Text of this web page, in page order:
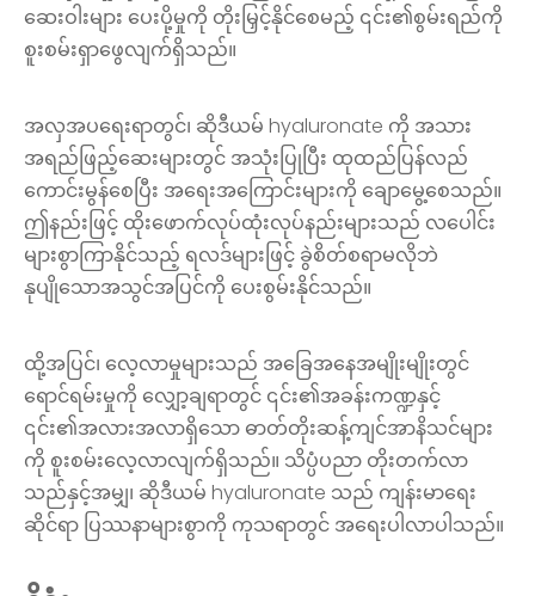
ဆေးဝါးများ ပေးပို့မှုကို တိုးမြှင့်နိုင်စေမည့် ၎င်း၏စွမ်းရည်ကို
စူးစမ်းရှာဖွေလျက်ရှိသည်။
အလှအပရေးရာတွင်၊ ဆိုဒီယမ် hyaluronate ကို အသား
အရည်ဖြည့်ဆေးများတွင် အသုံးပြုပြီး ထုထည်ပြန်လည်
ကောင်းမွန်စေပြီး အရေးအကြောင်းများကို ချောမွေ့စေသည်။
ဤနည်းဖြင့် ထိုးဖောက်လုပ်ထုံးလုပ်နည်းများသည် လပေါင်း
များစွာကြာနိုင်သည့် ရလဒ်များဖြင့် ခွဲစိတ်စရာမလိုဘဲ
နုပျိုသောအသွင်အပြင်ကို ပေးစွမ်းနိုင်သည်။
ထို့အပြင်၊ လေ့လာမှုများသည် အခြေအနေအမျိုးမျိုးတွင်
ရောင်ရမ်းမှုကို လျှော့ချရာတွင် ၎င်း၏အခန်းကဏ္ဍနှင့်
၎င်း၏အလားအလာရှိသော ဓာတ်တိုးဆန့်ကျင်အာနိသင်များ
ကို စူးစမ်းလေ့လာလျက်ရှိသည်။ သိပ္ပံပညာ တိုးတက်လာ
သည်နှင့်အမျှ၊ ဆိုဒီယမ် hyaluronate သည် ကျန်းမာရေး
ဆိုင်ရာ ပြဿနာများစွာကို ကုသရာတွင် အရေးပါလာပါသည်။